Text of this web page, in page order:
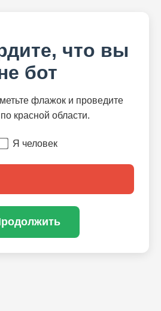
что вы
бот
флажок и проведите
красной области.
Я человек